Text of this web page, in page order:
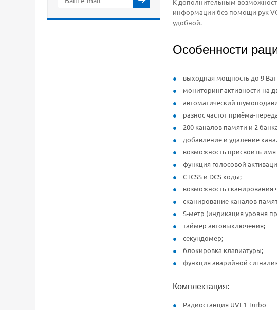
К дополнительным
информации без помощи рук
удобной.
Особенности
выходная мощность до 9
мониторинг активности на
автоматический
разнос частот приёма-
200 каналов памяти и 2
добавление и удаление
возможность присвоить имя
функция голосовой
CTCSS и DCS коды;
возможность сканирования
сканирование каналов
S-метр (индикация уровня
таймер автовыключения;
секундомер;
блокировка клавиатуры;
функция аварийной
Комплектация:
Радиостанция UVF1 Turbo